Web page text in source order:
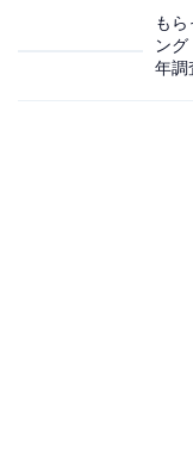
も
ン
年調